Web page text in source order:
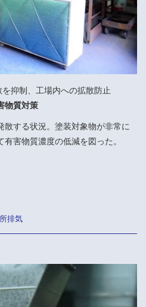
抑制、工場内への拡散防止
物質対策
する状況。塗装対象物が非常に
害物質濃度の低減を図った。
排気